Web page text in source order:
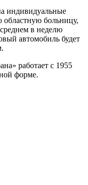
индивидуальные
областную больницу,
в неделю
автомобиль будет
работает с 1955
форме.